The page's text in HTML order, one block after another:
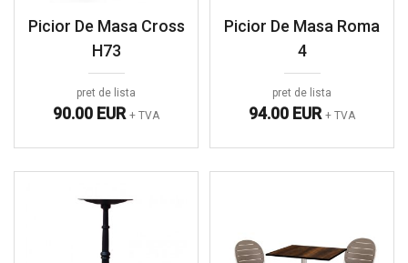
Picior De Masa Cross
H73
pret de lista
90.00 EUR + TVA
Picior De Masa Roma
4
pret de lista
94.00 EUR + TVA